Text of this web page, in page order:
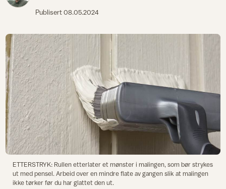
Publisert08.05.2024
ETTERSTRYK: Rullen etterlater et mønster i malingen, som bør strykes
ut med pensel. Arbeid over en mindre flate av gangen slik at malingen
ikke tørker før du har glattet den ut.